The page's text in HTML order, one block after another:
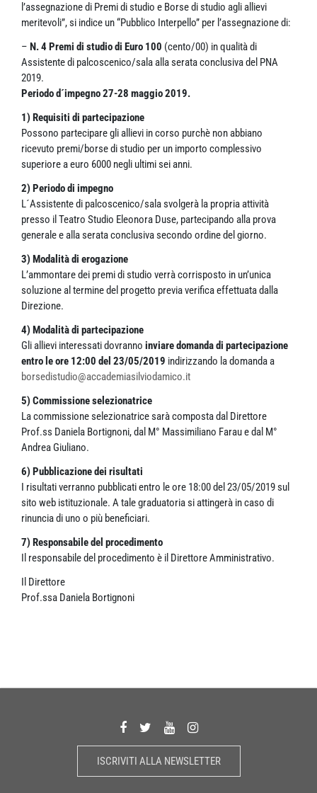
l’assegnazione di Premi di studio e Borse di studio agli allievi
meritevoli”, si indice un “Pubblico Interpello” per l’assegnazione di:
– N. 4 Premi di studio di Euro 100 (cento/00) in qualità di
Assistente di palcoscenico/sala alla serata conclusiva del PNA
2019.
Periodo d´impegno 27-28 maggio 2019.
1) Requisiti di partecipazione
Possono partecipare gli allievi in corso purchè non abbiano
ricevuto premi/borse di studio per un importo complessivo
superiore a euro 6000 negli ultimi sei anni.
2) Periodo di impegno
L´Assistente di palcoscenico/sala svolgerà la propria attività
presso il Teatro Studio Eleonora Duse, partecipando alla prova
generale e alla serata conclusiva secondo ordine del giorno.
3) Modalità di erogazione
L’ammontare dei premi di studio verrà corrisposto in un’unica
soluzione al termine del progetto previa verifica effettuata dalla
Direzione.
4) Modalità di partecipazione
Gli allievi interessati dovranno inviare domanda di partecipazione
entro le ore 12:00 del 23/05/2019 indirizzando la domanda a
borsedistudio@accademiasilviodamico.it
5) Commissione selezionatrice
La commissione selezionatrice sarà composta dal Direttore
Prof.ss Daniela Bortignoni, dal M° Massimiliano Farau e dal M°
Andrea Giuliano.
6) Pubblicazione dei risultati
I risultati verranno pubblicati entro le ore 18:00 del 23/05/2019 sul
sito web istituzionale. A tale graduatoria si attingerà in caso di
rinuncia di uno o più beneficiari.
7) Responsabile del procedimento
Il responsabile del procedimento è il Direttore Amministrativo.
Il Direttore
Prof.ssa Daniela Bortignoni
ISCRIVITI ALLA NEWSLETTER